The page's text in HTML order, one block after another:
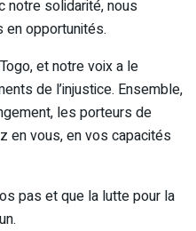
notre solidarité, nous
opportunités.
et notre voix a le
de l’injustice. Ensemble,
les porteurs de
en vous, en vos capacités
pas et que la lutte pour la